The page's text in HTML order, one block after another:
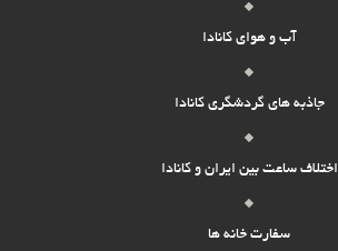
آب و هوای کانادا
جاذبه های گردشگری کانادا
اختلاف ساعت بین ایران و کانادا
سفارت خانه ها